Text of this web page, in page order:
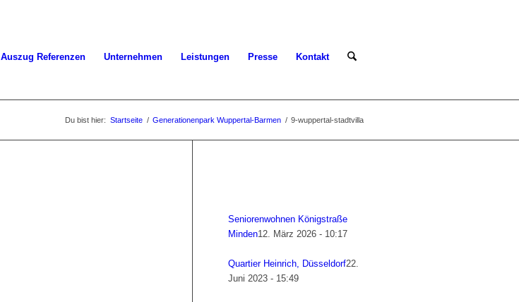
Auszug Referenzen Unternehmen Leistungen Presse Kontakt
Du bist hier: Startseite / Generationenpark Wuppertal-Barmen / 9-wuppertal-stadtvilla
Seniorenwohnen Königstraße
Minden12. März 2026 - 10:17
Quartier Heinrich, Düsseldorf22.
Juni 2023 - 15:49